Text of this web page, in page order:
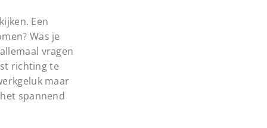
Een
Was je
vragen
richting te
maar
spannend